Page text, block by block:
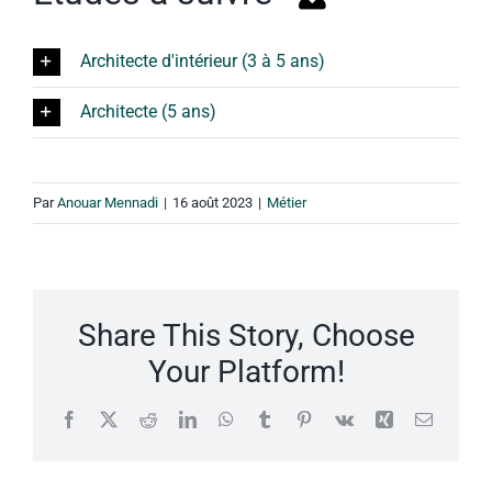
Architecte d'intérieur (3 à 5 ans)
Architecte (5 ans)
ParAnouar Mennadi | 16 août 2023 | Métier
Share This Story, Choose
Your Platform!
Facebook
X RedditLinkedInWhatsApp
TumblrPinterest
Vk Xing Email